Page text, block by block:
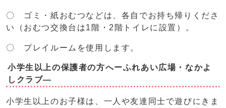
〇 ゴミ・紙おむつなどは、各自でお持ち帰りくださ
い（おむつ交換台は1階・2階トイレに設置）。
〇 プレイルームを使用します。
小学生以上の保護者の方へーふれあい広場・なかよ
しクラブ―
小学生以上のお子様は、一人や友達同士で遊びにきま